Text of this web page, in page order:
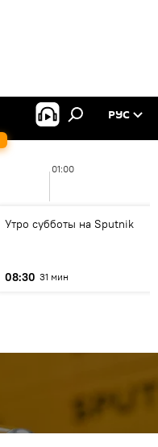
РУС
01:00
Утро субботы на Sputnik
08:30 31 мин